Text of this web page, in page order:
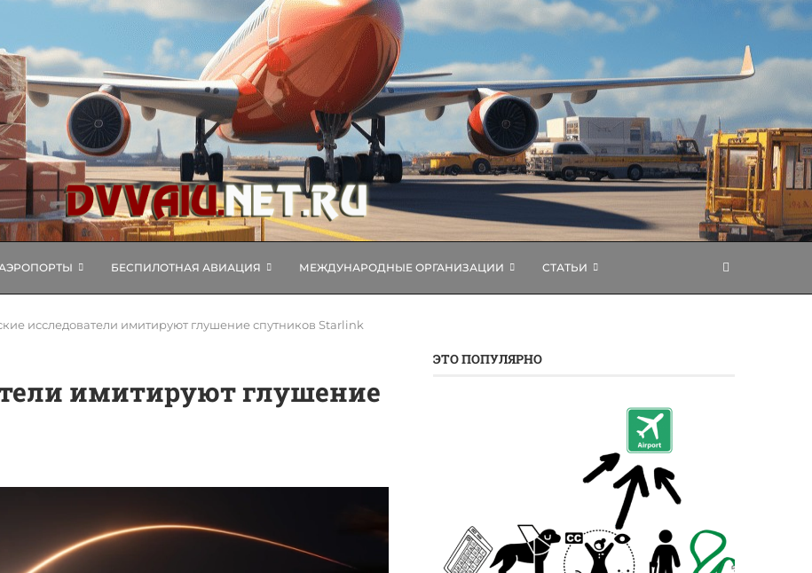
АЭРОПОРТЫ БЕСПИЛОТНАЯ АВИАЦИЯ МЕЖДУНАРОДНЫЕ ОРГАНИЗАЦИИ СТАТЬИ
исследователи имитируют глушение спутников Starlink
имитируют глушение
ЭТО ПОПУЛЯРНО